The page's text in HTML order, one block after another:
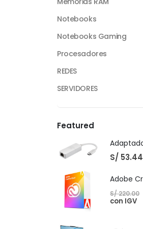
Notebooks
Notebooks Gaming
Procesadores
REDES
SERVIDORES
Featured
S/ 53.44
S/220.00
con IGV